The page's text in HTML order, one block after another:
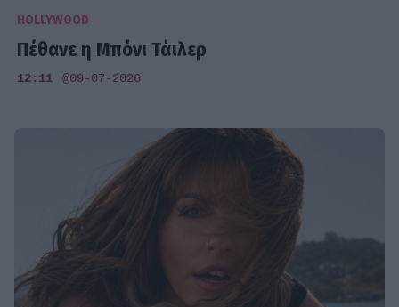
HOLLYWOOD
Πέθανε η Μπόνι Τάιλερ
12:11 @09-07-2026